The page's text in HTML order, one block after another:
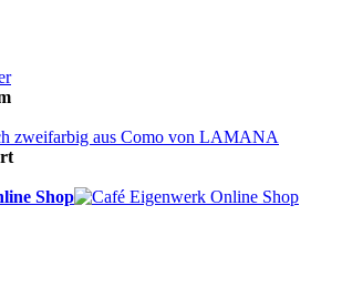
zweifarbig aus Como von LAMANA
Shop